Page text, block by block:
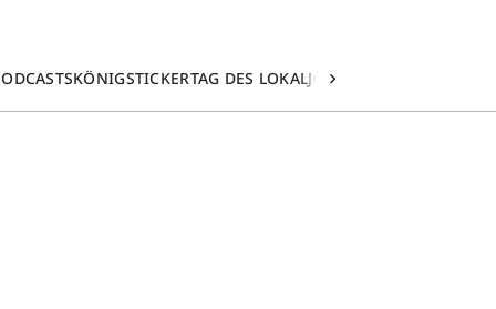
KÖNIGSTICKERTAG DES LOKALJOURNALISMUS